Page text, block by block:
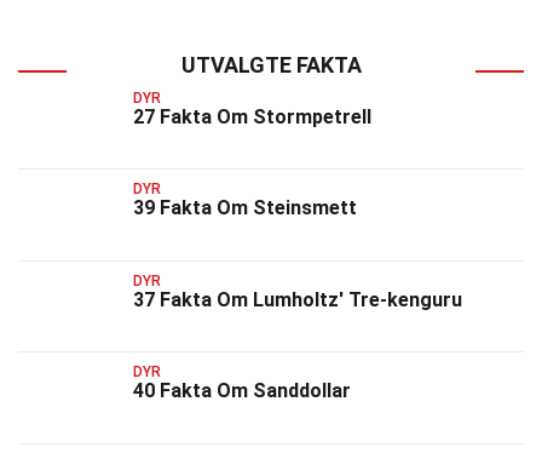
UTVALGTE FAKTA
DYR
27 Fakta Om Stormpetrell
DYR
39 Fakta Om Steinsmett
DYR
37 Fakta Om Lumholtz' Tre-kenguru
DYR
40 Fakta Om Sanddollar